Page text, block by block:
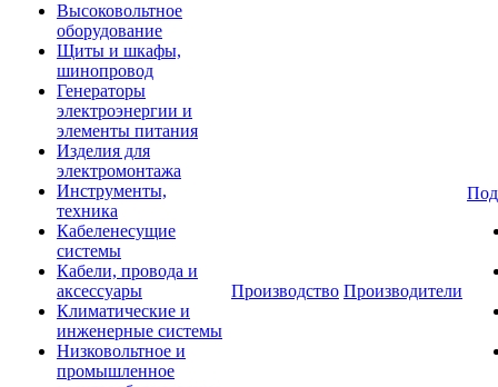
Высоковольтное
оборудование
Щиты и шкафы,
шинопровод
Генераторы
электроэнергии и
элементы питания
Изделия для
электромонтажа
Инструменты,
техника
Кабеленесущие
системы
Кабели, провода и
аксессуары
Климатические и
инженерные системы
Низковольтное и
промышленное
Производство Производители